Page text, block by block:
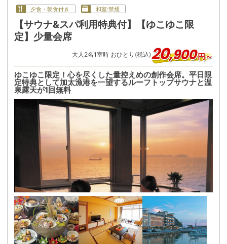
夕食・朝食付き 和室:禁煙
【サウナ&スパ利用特典付】【ゆこゆこ限
定】少量会席
大人 2名1室時 おひとり(税込)20,900円～
ゆこゆこ限定！心を尽くした量控えめの創作会席。平日限
定特典として加太漁港を一望するルーフトップサウナと温
泉露天が1回無料